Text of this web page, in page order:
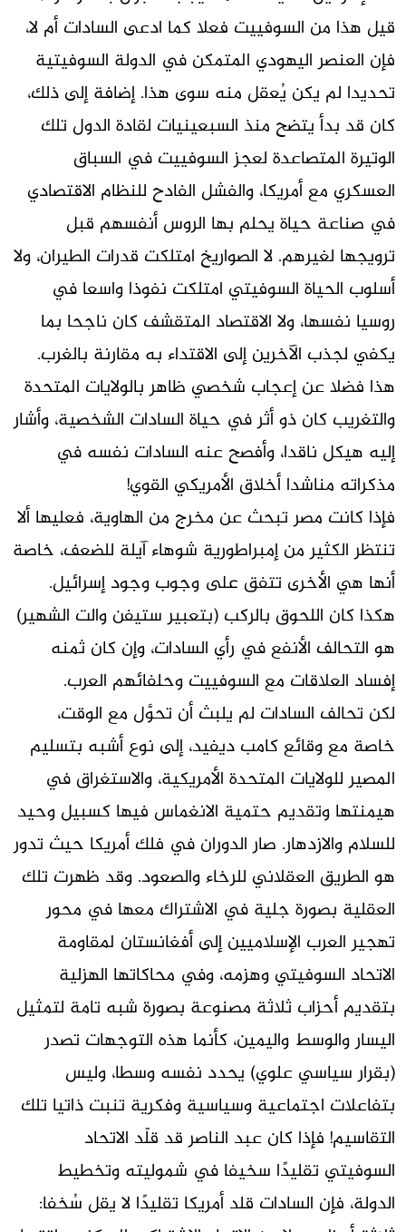
قيل هذا من السوفييت فعلا كما ادعى السادات أم لا،
فإن العنصر اليهودي المتمكن في الدولة السوفيتية
تحديدا لم يكن يُعقل منه سوى هذا. إضافة إلى ذلك،
كان قد بدأ يتضح منذ السبعينيات لقادة الدول تلك
الوتيرة المتصاعدة لعجز السوفييت في السباق
العسكري مع أمريكا، والفشل الفادح للنظام الاقتصادي
في صناعة حياة يحلم بها الروس أنفسهم قبل
ترويجها لغيرهم. لا الصواريخ امتلكت قدرات الطيران، ولا
أسلوب الحياة السوفيتي امتلكت نفوذا واسعا في
روسيا نفسها، ولا الاقتصاد المتقشف كان ناجحا بما
يكفي لجذب الآخرين إلى الاقتداء به مقارنة بالغرب.
هذا فضلا عن إعجاب شخصي ظاهر بالولايات المتحدة
والتغريب كان ذو أثر في حياة السادات الشخصية، وأشار
إليه هيكل ناقدا، وأفصح عنه السادات نفسه في
مذكراته مناشدا أخلاق الأمريكي القوي!
فإذا كانت مصر تبحث عن مخرج من الهاوية، فعليها ألا
تنتظر الكثير من إمبراطورية شوهاء آيلة للضعف، خاصة
أنها هي الأخرى تتفق على وجوب وجود إسرائيل.
هكذا كان اللحوق بالركب (بتعبير ستيفن والت الشهير)
هو التحالف الأنفع في رأي السادات، وإن كان ثمنه
إفساد العلاقات مع السوفييت وحلفائهم العرب.
لكن تحالف السادات لم يلبث أن تحوَّل مع الوقت،
خاصة مع وقائع كامب ديفيد، إلى نوع أشبه بتسليم
المصير للولايات المتحدة الأمريكية، والاستغراق في
هيمنتها وتقديم حتمية الانغماس فيها كسبيل وحيد
للسلام والازدهار. صار الدوران في فلك أمريكا حيث تدور
هو الطريق العقلاني للرخاء والصعود. وقد ظهرت تلك
العقلية بصورة جلية في الاشتراك معها في محور
تهجير العرب الإسلاميين إلى أفغانستان لمقاومة
الاتحاد السوفيتي وهزمه، وفي محاكاتها الهزلية
بتقديم أحزاب ثلاثة مصنوعة بصورة شبه تامة لتمثيل
اليسار والوسط واليمين، كأنما هذه التوجهات تصدر
(بقرار سياسي علوي) يحدد نفسه وسطا، وليس
بتفاعلات اجتماعية وسياسية وفكرية تنبت ذاتيا تلك
التقاسيم! فإذا كان عبد الناصر قد قلّد الاتحاد
السوفيتي تقليدًا سخيفا في شموليته وتخطيط
الدولة، فإن السادات قلد أمريكا تقليدًا لا يقل سُخفا: